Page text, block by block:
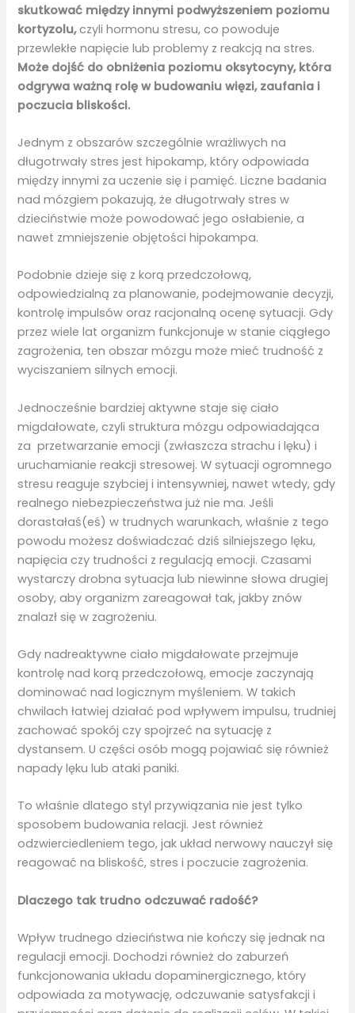
skutkować między innymi podwyższeniem poziomu
kortyzolu,czyli hormonu stresu, co powoduje
przewlekłe napięcie lub problemy z reakcją na stres.
Może dojść do obniżenia poziomu oksytocyny, która
odgrywa ważną rolę w budowaniu więzi, zaufania i
poczucia bliskości.
Jednym z obszarów szczególnie wrażliwych na
długotrwały stres jest hipokamp, który odpowiada
między innymi za uczenie się i pamięć. Liczne badania
nad mózgiem pokazują, że długotrwały stres w
dzieciństwie może powodować jego osłabienie, a
nawet zmniejszenie objętości hipokampa.
Podobnie dzieje się z korą przedczołową,
odpowiedzialną za planowanie, podejmowanie decyzji,
kontrolę impulsów oraz racjonalną ocenę sytuacji. Gdy
przez wiele lat organizm funkcjonuje w stanie ciągłego
zagrożenia, ten obszar mózgu może mieć trudność z
wyciszaniem silnych emocji.
Jednocześnie bardziej aktywne staje się ciało
migdałowate, czyli struktura mózgu odpowiadająca
za przetwarzanie emocji (zwłaszcza strachu i lęku) i
uruchamianie reakcji stresowej. W sytuacji ogromnego
stresu reaguje szybciej i intensywniej, nawet wtedy, gdy
realnego niebezpieczeństwa już nie ma. Jeśli
dorastałaś(eś) w trudnych warunkach, właśnie z tego
powodu możesz doświadczać dziś silniejszego lęku,
napięcia czy trudności z regulacją emocji. Czasami
wystarczy drobna sytuacja lub niewinne słowa drugiej
osoby, aby organizm zareagował tak, jakby znów
znalazł się w zagrożeniu.
Gdy nadreaktywne ciało migdałowate przejmuje
kontrolę nad korą przedczołową, emocje zaczynają
dominować nad logicznym myśleniem. W takich
chwilach łatwiej działać pod wpływem impulsu, trudniej
zachować spokój czy spojrzeć na sytuację z
dystansem. U części osób mogą pojawiać się również
napady lęku lub ataki paniki.
To właśnie dlatego styl przywiązania nie jest tylko
sposobem budowania relacji. Jest również
odzwierciedleniem tego, jak układ nerwowy nauczył się
reagować na bliskość, stres i poczucie zagrożenia.
Dlaczego tak trudno odczuwać radość?
Wpływ trudnego dzieciństwa nie kończy się jednak na
regulacji emocji. Dochodzi również do zaburzeń
funkcjonowania układu dopaminergicznego, który
odpowiada za motywację, odczuwanie satysfakcji i